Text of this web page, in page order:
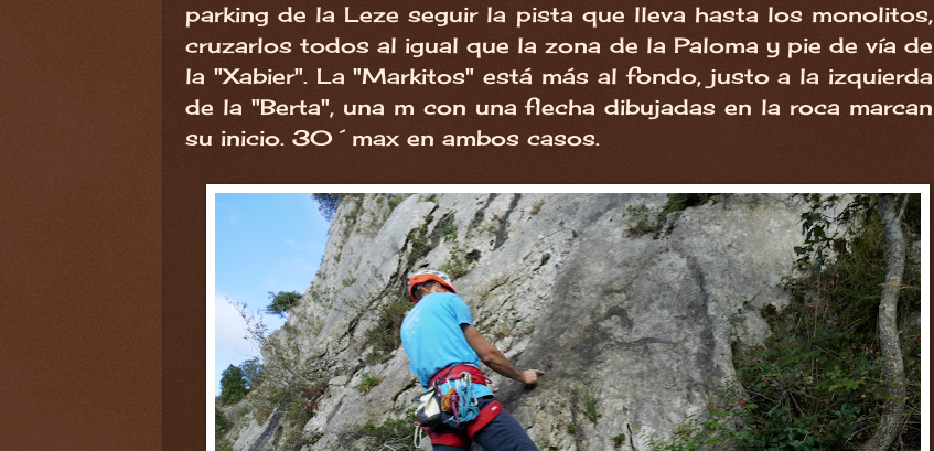
parking de la Leze seguir la pista que lleva hasta los monolitos,
cruzarlos todos al igual que la zona de la Paloma y pie de vía de
la "Xabier". La "Markitos" está más al fondo, justo a la izquierda
de la "Berta", una m con una flecha dibujadas en la roca marcan
su inicio. 30´max en ambos casos.